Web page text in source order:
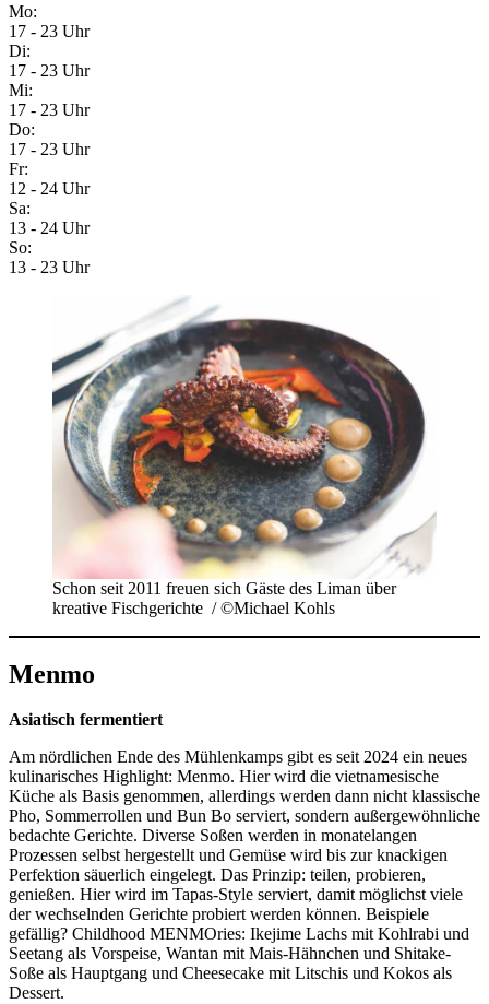
Mo:
17 - 23 Uhr
Di:
17 - 23 Uhr
Mi:
17 - 23 Uhr
Do:
17 - 23 Uhr
Fr:
12 - 24 Uhr
Sa:
13 - 24 Uhr
So:
13 - 23 Uhr
Schon seit 2011 freuen sich Gäste des Liman über
kreative Fischgerichte / ©Michael Kohls
Menmo
Asiatisch fermentiert
Am nördlichen Ende des Mühlenkamps gibt es seit 2024 ein neues
kulinarisches Highlight: Menmo. Hier wird die vietnamesische
Küche als Basis genommen, allerdings werden dann nicht klassische
Pho, Sommerrollen und Bun Bo serviert, sondern außergewöhnliche
bedachte Gerichte. Diverse Soßen werden in monatelangen
Prozessen selbst hergestellt und Gemüse wird bis zur knackigen
Perfektion säuerlich eingelegt. Das Prinzip: teilen, probieren,
genießen. Hier wird im Tapas-Style serviert, damit möglichst viele
der wechselnden Gerichte probiert werden können. Beispiele
gefällig? Childhood MENMOries: Ikejime Lachs mit Kohlrabi und
Seetang als Vorspeise, Wantan mit Mais-Hähnchen und Shitake-
Soße als Hauptgang und Cheesecake mit Litschis und Kokos als
Dessert.